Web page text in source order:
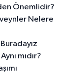
Önemlidir?
Nelere
mıdır?